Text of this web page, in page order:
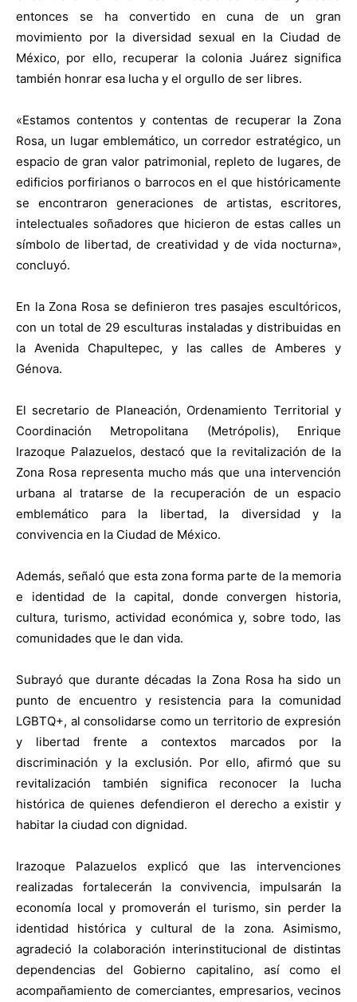
entonces se ha convertido en cuna de un gran
movimiento por la diversidad sexual en la Ciudad de
México, por ello, recuperar la colonia Juárez significa
también honrar esa lucha y el orgullo de ser libres.
«Estamos contentos y contentas de recuperar la Zona
Rosa, un lugar emblemático, un corredor estratégico, un
espacio de gran valor patrimonial, repleto de lugares, de
edificios porfirianos o barrocos en el que históricamente
se encontraron generaciones de artistas, escritores,
intelectuales soñadores que hicieron de estas calles un
símbolo de libertad, de creatividad y de vida nocturna»,
concluyó.
En la Zona Rosa se definieron tres pasajes escultóricos,
con un total de 29 esculturas instaladas y distribuidas en
la Avenida Chapultepec, y las calles de Amberes y
Génova.
El secretario de Planeación, Ordenamiento Territorial y
Coordinación Metropolitana (Metrópolis), Enrique
Irazoque Palazuelos, destacó que la revitalización de la
Zona Rosa representa mucho más que una intervención
urbana al tratarse de la recuperación de un espacio
emblemático para la libertad, la diversidad y la
convivencia en la Ciudad de México.
Además, señaló que esta zona forma parte de la memoria
e identidad de la capital, donde convergen historia,
cultura, turismo, actividad económica y, sobre todo, las
comunidades que le dan vida.
Subrayó que durante décadas la Zona Rosa ha sido un
punto de encuentro y resistencia para la comunidad
LGBTQ+, al consolidarse como un territorio de expresión
y libertad frente a contextos marcados por la
discriminación y la exclusión. Por ello, afirmó que su
revitalización también significa reconocer la lucha
histórica de quienes defendieron el derecho a existir y
habitar la ciudad con dignidad.
Irazoque Palazuelos explicó que las intervenciones
realizadas fortalecerán la convivencia, impulsarán la
economía local y promoverán el turismo, sin perder la
identidad histórica y cultural de la zona. Asimismo,
agradeció la colaboración interinstitucional de distintas
dependencias del Gobierno capitalino, así como el
acompañamiento de comerciantes, empresarios, vecinos